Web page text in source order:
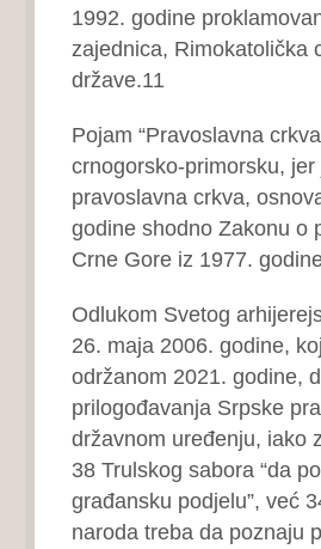
1992. godine
zajednica, Rimokatolička
države.11
Pojam “Pravoslavna
crnogorsko-primorsku,
pravoslavna crkva,
godine shodno Zakonu o
Crne Gore iz 1977.
Odlukom Svetog
26. maja 2006. godine,
održanom 2021. godine,
prilogođavanja Srpske
državnom uređenju, iako
38 Trulskog sabora “da
građansku podjelu”, već
naroda treba da poznaju